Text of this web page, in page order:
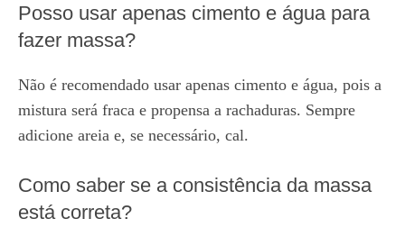
Posso usar apenas cimento e água para
fazer massa?
Não é recomendado usar apenas cimento e água, pois a
mistura será fraca e propensa a rachaduras. Sempre
adicione areia e, se necessário, cal.
Como saber se a consistência da massa
está correta?